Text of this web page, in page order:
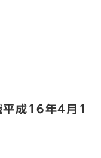
平成16年4月1